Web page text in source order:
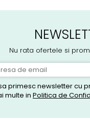
Nu rata ofertele si
primesc newsletter cu
multe in Politica de